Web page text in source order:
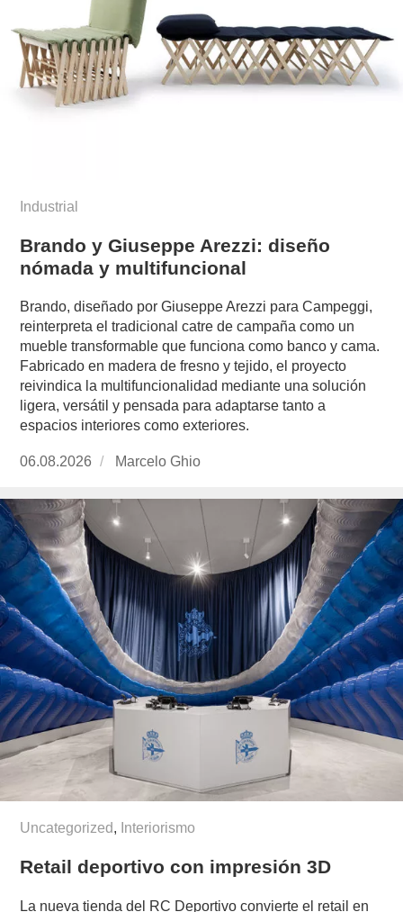
Industrial
Brando y Giuseppe Arezzi: diseño
nómada y multifuncional
Brando, diseñado por Giuseppe Arezzi para Campeggi,
reinterpreta el tradicional catre de campaña como un
mueble transformable que funciona como banco y cama.
Fabricado en madera de fresno y tejido, el proyecto
reivindica la multifuncionalidad mediante una solución
ligera, versátil y pensada para adaptarse tanto a
espacios interiores como exteriores.
Publicado
06.08.2026
https://www.experimenta.es/author/marcelo-
Marcelo Ghio
Uncategorized, Interiorismo
Retail deportivo con impresión 3D
La nueva tienda del RC Deportivo convierte el retail en